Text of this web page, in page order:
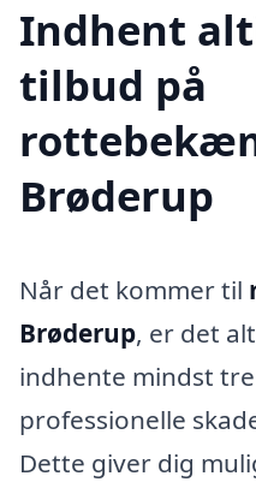
Indhent
tilbud på
Brøderup
Når det kommer til
Brøderup, er det
indhente mindst
professionelle
Dette giver dig